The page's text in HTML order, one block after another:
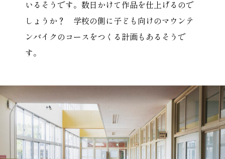
いるそうです。数日かけて作品を仕上げるので
しょうか？ 学校の側に子ども向けのマウンテ
ンバイクのコースをつくる計画もあるそうで
す。